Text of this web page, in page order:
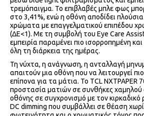
τρεμόπαιγμα. Το επιβλαβές μπλε φως
στο 3,41%, ενώ η οθόνη αποδίδει
χρώματα με επαγγελματικού επιπέδου
(ΔE<1). Με τη συμβολή του Eye Care
εμπειρία παραμένει πιο ισορροπημένη
όλη τη διάρκεια της ημέρας.
Τη νύχτα, η ανάγνωση, η ανταλλαγή
απαιτούν μια οθόνη που να λειτουργεί
επίπονα για τα μάτια. Το TCL NXTPAPER
προστασία ματιών σε συνθήκες
οθόνης σε συγχρονισμό με τον κιρκαδικό
DC dimming που συμβάλλει σε θέαση